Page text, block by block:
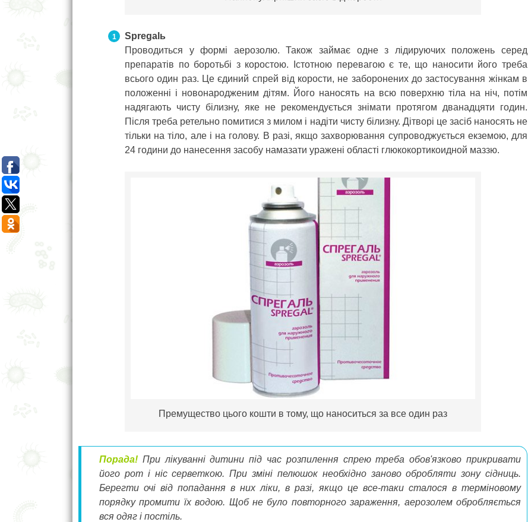
Spregalь
Проводиться у формі аерозолю. Також займає одне з лідируючих положень серед
препаратів по боротьбі з коростою. Істотною перевагою є те, що наносити його треба
всього один раз. Це єдиний спрей від корости, не заборонених до застосування жінкам в
положенні і новонародженим дітям. Його наносять на всю поверхню тіла на ніч, потім
надягають чисту білизну, яке не рекомендується знімати протягом дванадцяти годин.
Після треба ретельно помитися з милом і надіти чисту білизну. Дітворі це засіб наносять не
тільки на тіло, але і на голову. В разі, якщо захворювання супроводжується екземою, для
24 години до нанесення засобу намазати уражені області глюкокортикоидной маззю.
Премущество цього кошти в тому, що наноситься за все один раз
Порада! При лікуванні дитини під час розпилення спрею треба обов'язково прикривати
його рот і ніс серветкою. При зміні пелюшок необхідно заново обробляти зону сідниць.
Берегти очі від попадання в них ліки, в разі, якщо це все-таки сталося в терміновому
порядку промити їх водою. Щоб не було повторного зараження, аерозолем обробляється
вся одяг і постіль.